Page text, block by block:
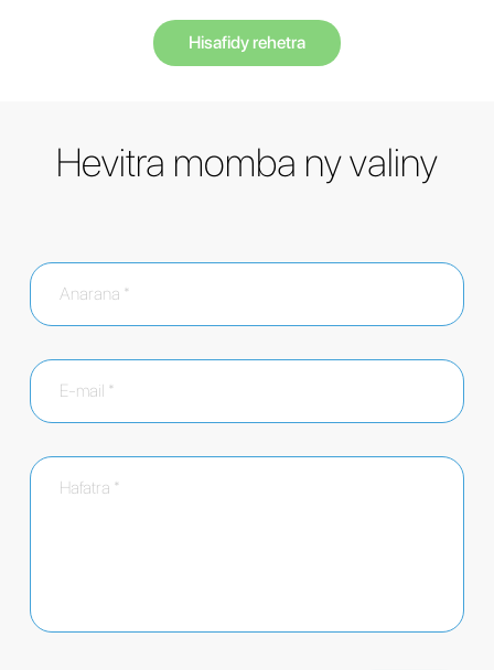
Hisafidy rehetra
Hevitra momba ny valiny